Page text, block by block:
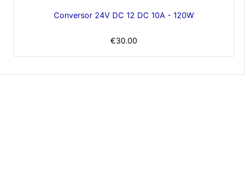
Conversor 24V DC 12 DC 10A - 120W
€30.00